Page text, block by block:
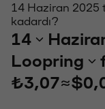
14 Haziran 2025
kadardı?
14
Loopring
₺3,07≈